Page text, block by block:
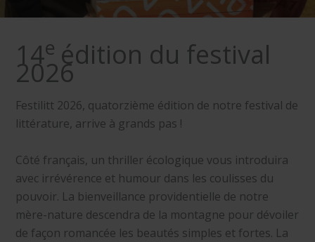
14e édition du festival
2026
Festilitt 2026, quatorzième édition de notre festival de
littérature, arrive à grands pas !
Côté français, un thriller écologique vous introduira
avec irrévérence et humour dans les coulisses du
pouvoir. La bienveillance providentielle de notre
mère-nature descendra de la montagne pour dévoiler
de façon romancée les beautés simples et fortes. La